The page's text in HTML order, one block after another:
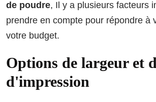
de poudre, Il y a plusieurs facteurs
prendre en compte pour répondre à
votre budget.
Options de largeur et
d'impression